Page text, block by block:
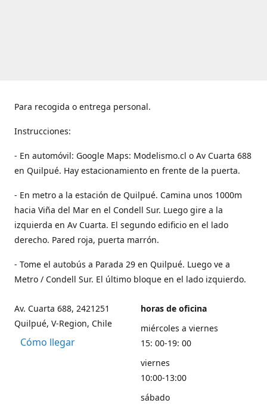
Para recogida o entrega personal.
Instrucciones:
- En automóvil: Google Maps: Modelismo.cl o Av Cuarta 688
en Quilpué. Hay estacionamiento en frente de la puerta.
- En metro a la estación de Quilpué. Camina unos 1000m
hacia Viña del Mar en el Condell Sur. Luego gire a la
izquierda en Av Cuarta. El segundo edificio en el lado
derecho. Pared roja, puerta marrón.
- Tome el autobús a Parada 29 en Quilpué. Luego ve a
Metro / Condell Sur. El último bloque en el lado izquierdo.
Av. Cuarta 688, 2421251
Quilpué, V-Region, Chile
Cómo llegar
horas de oficina
miércoles a viernes
15: 00-19: 00
viernes
10:00-13:00
sábado